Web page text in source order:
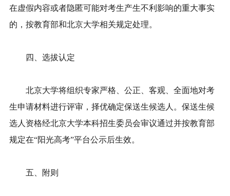
在虚假内容或者隐匿可能对考生产生不利影响的重大事实
的，按教育部和北京大学相关规定处理。
四、选拔认定
北京大学将组织专家严格、公正、客观、全面地对考
生申请材料进行评审，择优确定保送生候选人。保送生候
选人资格经北京大学本科招生委员会审议通过并按教育部
规定在“阳光高考”平台公示后生效。
五、附则